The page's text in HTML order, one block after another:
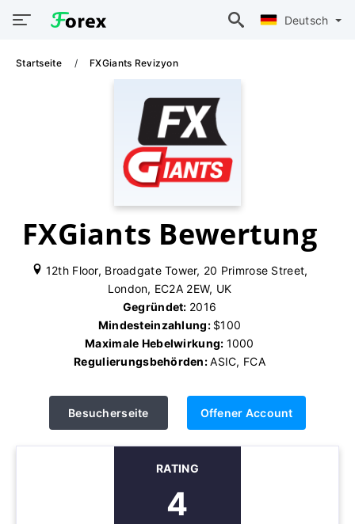
Deutsch
Startseite FXGiants Revizyon
FXGiants Bewertung
12th Floor, Broadgate Tower, 20 Primrose Street,
London, EC2A 2EW, UK
Gegründet: 2016
Mindesteinzahlung: $100
Maximale Hebelwirkung: 1000
Regulierungsbehörden:ASIC, FCA
Besucherseite Offener Account
RATING
4